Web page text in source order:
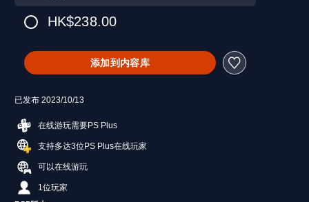
HK$238.00
添加到内容库
已发布 2023/10/13
在线游玩需要PS Plus
支持多达3位PS Plus在线玩家
可以在线游玩
1位玩家